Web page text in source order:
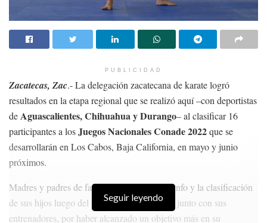
PUBLICIDAD
Zacatecas, Zac.- La delegación zacatecana de karate logró
resultados en la etapa regional que se realizó aquí –con deportistas
deAguascalientes, Chihuahua y Durango– al clasificar 16
participantes a losJuegos Nacionales Conade 2022que se
desarrollarán en Los Cabos, Baja California, en mayo y junio
próximos.
Madres y padres de familia celebraron el triunfo y la clasificación
de sus hijos luego del trabajo que realizaron, junto con sus
entrenadores, por haber alcanzado un objetivo más en su
Seguir leyendo